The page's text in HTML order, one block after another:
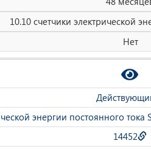
10.10 счетчики электрической
Нет
энергии постоянного
14452